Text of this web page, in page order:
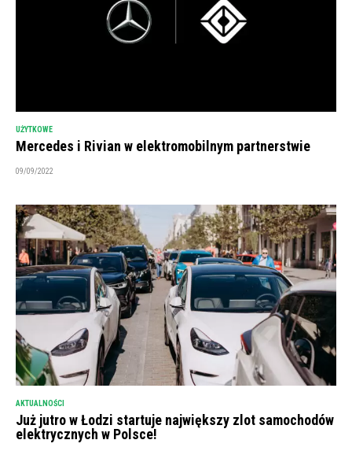
UŻYTKOWE
Mercedes i Rivian w elektromobilnym partnerstwie
09/09/2022
AKTUALNOŚCI
Już jutro w Łodzi startuje największy zlot samochodów
elektrycznych w Polsce!